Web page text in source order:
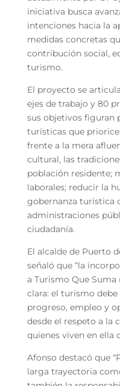
iniciativa busca
intenciones hacia la
medidas concretas
contribución social,
turismo.
El proyecto se
ejes de trabajo y 80
sus objetivos figuran
turísticas que
frente a la mera
cultural, las
población residente;
laborales; reducir la
gobernanza turística
administraciones
ciudadanía.
El alcalde de Puerto
señaló que “la
a Turismo Que
clara: el turismo
progreso, empleo y
desde el respeto a la
quienes viven en ella
Afonso destacó que
larga trayectoria